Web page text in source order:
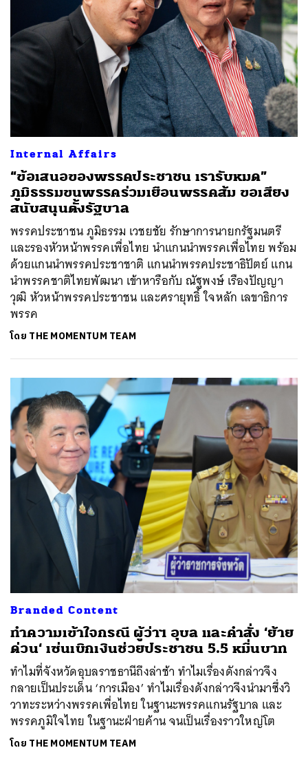
Internal Affairs
“ข้อเสนอของพรรคประชาชน เรารับหมด”
ภูมิธรรมขนพรรคร่วมเยือนพรรคส้ม ขอเสียง
สนับสนุนตั้งรัฐบาล
พรรคประชาชน ภูมิธรรม เวชยชัย รักษาการนายกรัฐมนตรี
และรองหัวหน้าพรรคเพื่อไทย นำแกนนำพรรคเพื่อไทย พร้อม
ด้วยแกนนำพรรคประชาชาติ แกนนำพรรคประชาธิปัตย์ แกน
นำพรรคชาติไทยพัฒนา เข้าหารือกับ ณัฐพงษ์ เรืองปัญญา
วุฒิ หัวหน้าพรรคประชาชน และศรายุทธิ์ ใจหลัก เลขาธิการ
พรรค
โดย THE MOMENTUM TEAM
Branded Content
ทำความเข้าใจกรณี ผู้ว่าฯ อุบล และคำสั่ง ‘ย้าย
ด่วน‘ เซ่นเบิกเงินช่วยประชาชน 5.5 หมื่นบาท
ทำไมที่จังหวัดอุบลราชธานีถึงล่าช้า ทำไมเรื่องดังกล่าวจึง
กลายเป็นประเด็น ‘การเมือง’ ทำไมเรื่องดังกล่าวจึงนำมาซึ่งวิ
วาทะระหว่างพรรคเพื่อไทย ในฐานะพรรคแกนรัฐบาล และ
พรรคภูมิใจไทย ในฐานะฝ่ายค้าน จนเป็นเรื่องราวใหญ่โต
โดย THE MOMENTUM TEAM
ค้นหา
TWEET LINE EMAIL